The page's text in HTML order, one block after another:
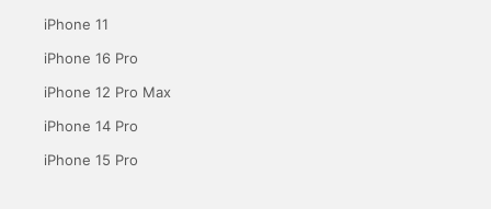
iPhone 11
iPhone 16 Pro
iPhone 12 Pro Max
iPhone 14 Pro
iPhone 15 Pro